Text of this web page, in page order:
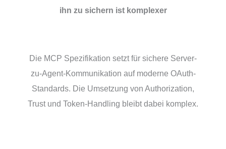
ihn zu sichern ist komplexer
Die MCP Spezifikation setzt für sichere Server-
zu-Agent-Kommunikation auf moderne OAuth-
Standards. Die Umsetzung von Authorization,
Trust und Token-Handling bleibt dabei komplex.